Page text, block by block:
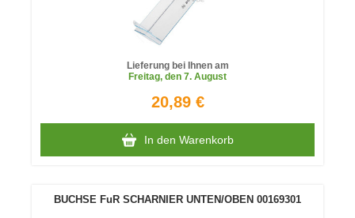
Lieferung bei Ihnen am
Freitag, den 7. August
20,89 €
In den Warenkorb
BUCHSE FuR SCHARNIER UNTEN/OBEN 00169301